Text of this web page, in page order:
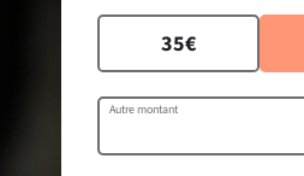
35€
Autre montant